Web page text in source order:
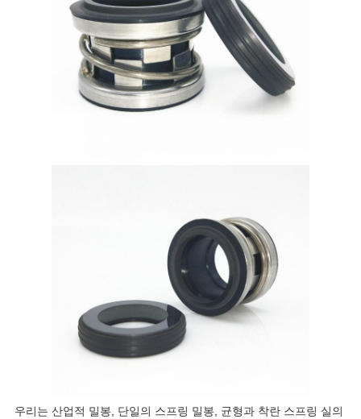
우리는 산업적 밀봉, 단일의 스프링 밀봉, 균형과 착란 스프링 실의